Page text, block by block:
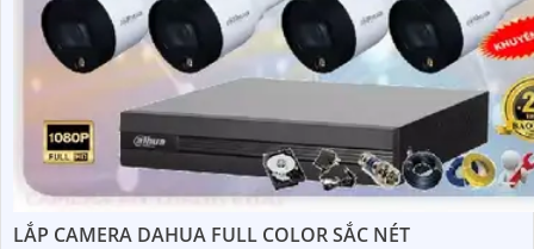
LẮP CAMERA DAHUA FULL COLOR SẮC NÉT